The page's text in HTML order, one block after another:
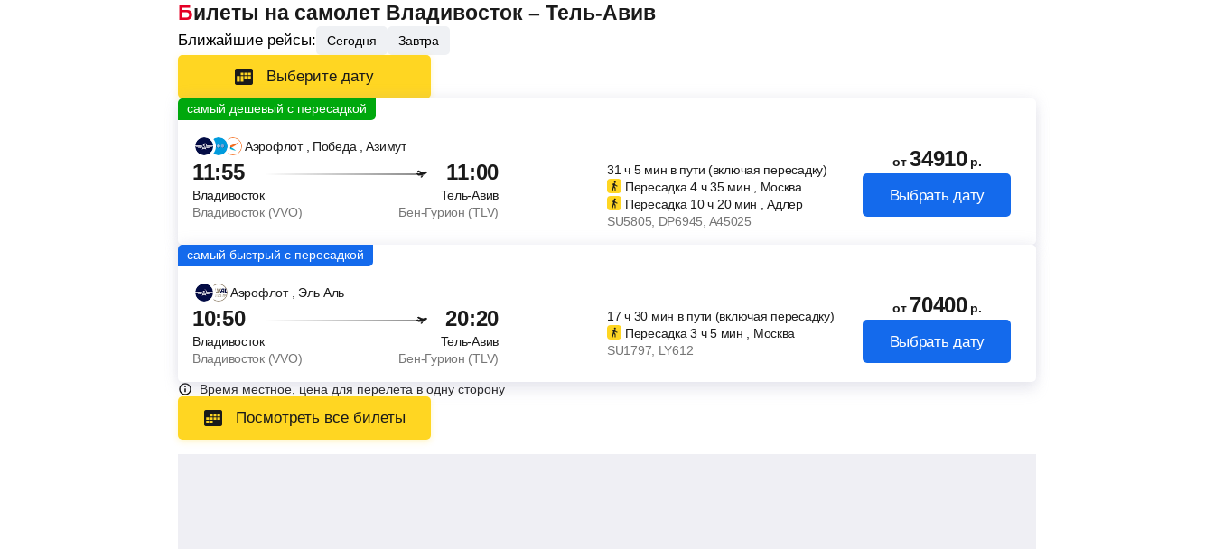
Билеты на самолет Владивосток – Тель-Авив
Ближайшие рейсы: Сегодня Завтра
Выберите дату
Аэрофлот , Победа , Азимут
11:55 11:00
Владивосток
Тель-Авив
Владивосток (VVO)
Бен-Гурион (TLV)
31ч5 мин в пути (включая пересадку)
Пересадка 4 ч35 мин , Москва
Пересадка 10ч 20 мин , Адлер
SU5805 , DP6945 , A45025
от34910 р.
Выбрать дату
Аэрофлот , Эль Аль
10:50 20:20
Владивосток
Тель-Авив
Владивосток (VVO)
Бен-Гурион (TLV)
17ч30 мин в пути (включая пересадку)
Пересадка 3 ч5 мин , Москва
SU1797 , LY612
от 70400 р.
Выбрать дату
Время местное, цена для перелета в одну сторону
Посмотреть все билеты